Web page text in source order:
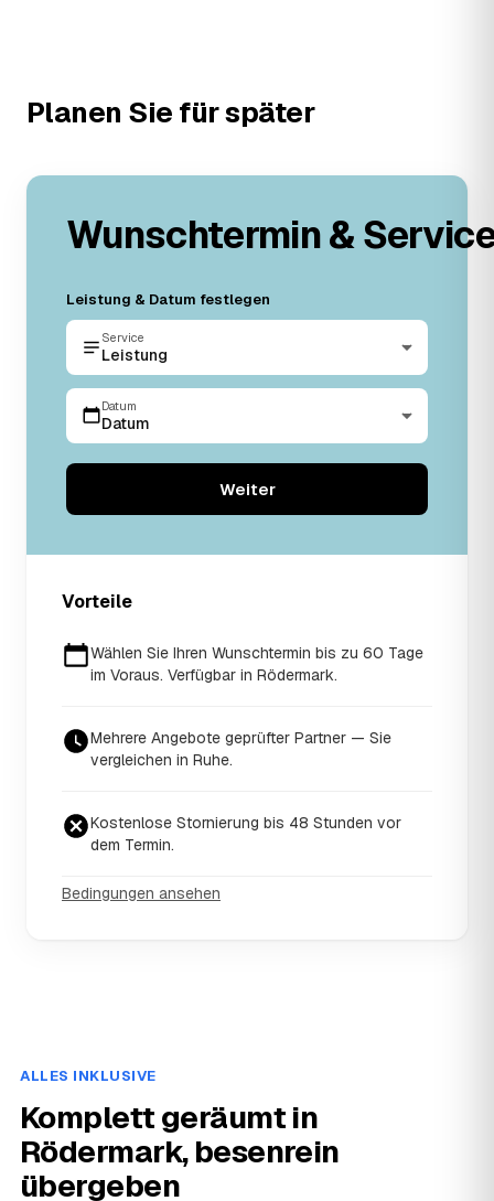
Planen Sie für später
Wunschtermin &
Leistung & Datum festlegen
Service
Leistung
Datum
Datum
Weiter
Vorteile
Wählen Sie Ihren Wunschtermin bis zu 60 Tage
im Voraus. Verfügbar in Rödermark.
Mehrere Angebote geprüfter Partner — Sie
vergleichen in Ruhe.
Kostenlose Stornierung bis 48 Stunden vor
dem Termin.
Bedingungen ansehen
ALLES INKLUSIVE
Komplett geräumt in
Rödermark, besenrein
übergeben